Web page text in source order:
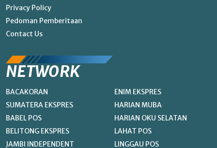
Privacy Policy
Pedoman Pemberitaan
Contact Us
NETWORK
BACAKORAN
SUMATERA EKSPRES
BABEL POS
BELITONG EKSPRES
JAMBI INDEPENDENT
ENIM EKSPRES
HARIAN MUBA
HARIAN OKU SELATAN
LAHAT POS
LINGGAU POS